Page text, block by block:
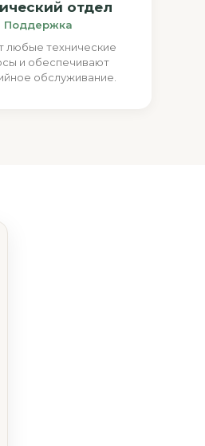
отдел
Поддержка
любые технические
и обеспечивают
обслуживание.